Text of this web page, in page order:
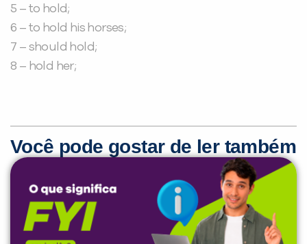
5 – to hold;
6 – to hold his horses;
7 – should hold;
8 – hold her;
Você pode gostar de ler também